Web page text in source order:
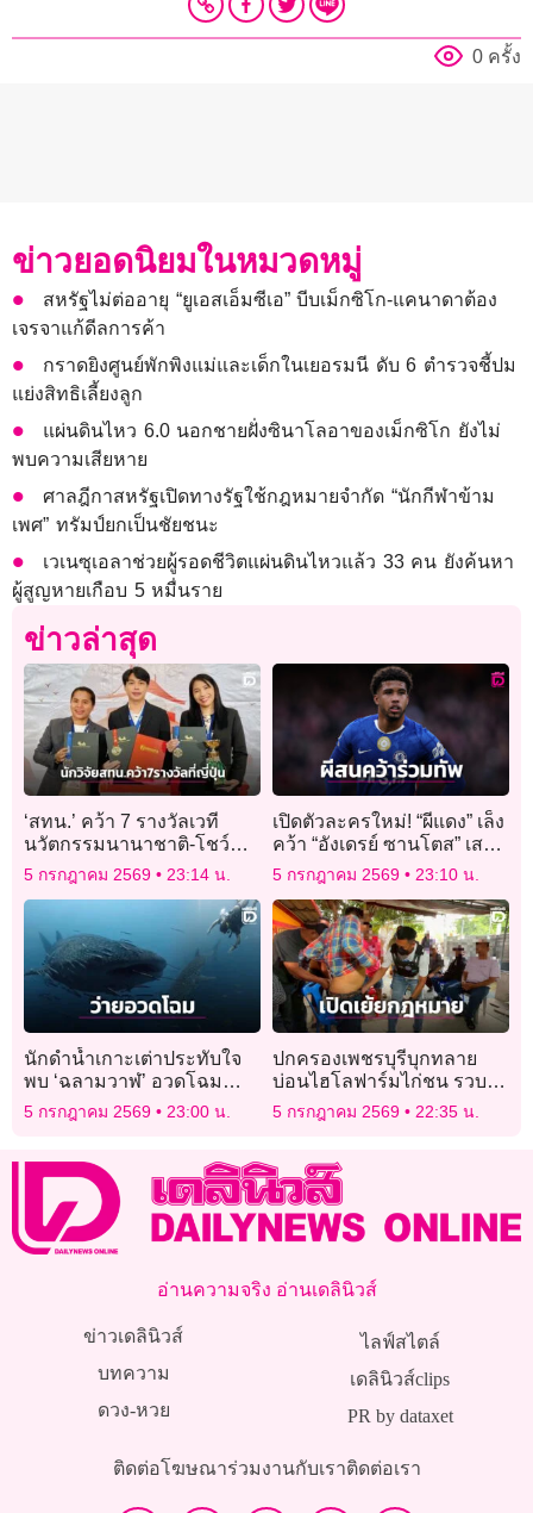
0 ครั้ง
ข่าวยอดนิยมในหมวดหมู่
สหรัฐไม่ต่ออายุ “ยูเอสเอ็มซีเอ” บีบเม็กซิโก-แคนาดาต้อง
เจรจาแก้ดีลการค้า
กราดยิงศูนย์พักพิงแม่และเด็กในเยอรมนี ดับ 6 ตำรวจชี้ปม
แย่งสิทธิเลี้ยงลูก
แผ่นดินไหว 6.0 นอกชายฝั่งซินาโลอาของเม็กซิโก ยังไม่
พบความเสียหาย
ศาลฎีกาสหรัฐเปิดทางรัฐใช้กฎหมายจำกัด “นักกีฬาข้าม
เพศ” ทรัมป์ยกเป็นชัยชนะ
เวเนซุเอลาช่วยผู้รอดชีวิตแผ่นดินไหวแล้ว 33 คน ยังค้นหา
ผู้สูญหายเกือบ 5 หมื่นราย
ข่าวล่าสุด
‘สทน.’ คว้า 7 รางวัลเวที
นวัตกรรมนานาชาติ-โชว์
ศักยภาพงานวิจัยไทยไกลสู่
5 กรกฎาคม 2569 23:14 น.
เปิดตัวละครใหม่! “ผีแดง” เล็ง
คว้า “อังเดรย์ ซานโตส” เสริม
แดนกลาง
5 กรกฎาคม 2569 23:10 น.
นักดำน้ำเกาะเต่าประทับใจ
พบ ‘ฉลามวาฬ’ อวดโฉม
พร้อมกัน 2 จุดรอบเกาะเต่า
5 กรกฎาคม 2569 23:00 น.
ปกครองเพชรบุรีบุกทลาย
บ่อนไฮโลฟาร์มไก่ชน รวบ
17 นักพนัน ค้นตัวเจอเสพ
ยาบ้าคาวง
5 กรกฎาคม 2569 22:35 น.
อ่านความจริง อ่านเดลินิวส์
ข่าวเดลินิวส์
บทความ
ดวง-หวย
ไลฟ์สไตล์
เดลินิวส์clips
PR by dataxet
ติดต่อโฆษณาร่วมงานกับเราติดต่อเรา